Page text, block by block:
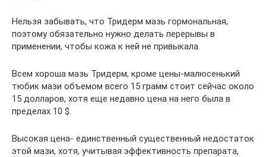
Нельзя забывать, что Тридерм мазь гормональная,
поэтому обязательно нужно делать перерывы в
применении, чтобы кожа к ней не привыкала.
Всем хороша мазь Тридерм, кроме цены-малюсенький
тюбик мази объемом всего 15 грамм стоит сейчас около
15 долларов, хотя еще недавно цена на него была в
пределах 10 $.
Высокая цена- единственный существенный недостаток
этой мази, хотя, учитывая эффективность препарата,